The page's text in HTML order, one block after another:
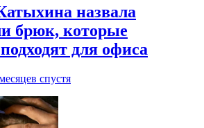
назвала
брюк, которые
для офиса
спустя